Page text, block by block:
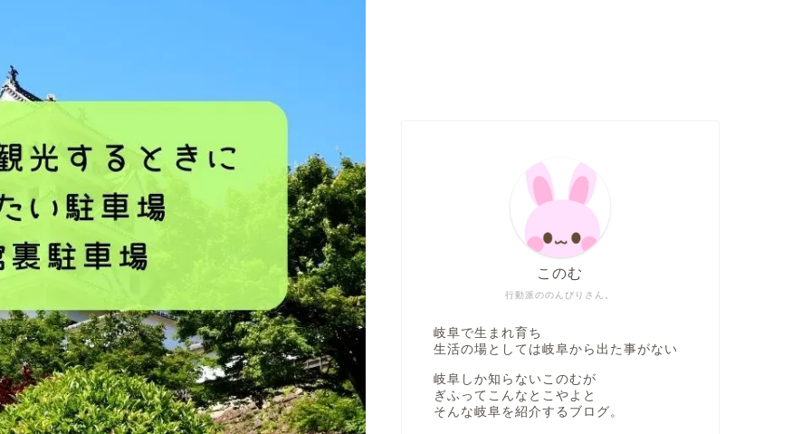
行動派ののんびりさん。
このむ
岐阜で生まれ育ち
生活の場としては岐阜から出た事がない
岐阜しか知らないこのむが
ぎふってこんなとこやよと
そんな岐阜を紹介するブログ。